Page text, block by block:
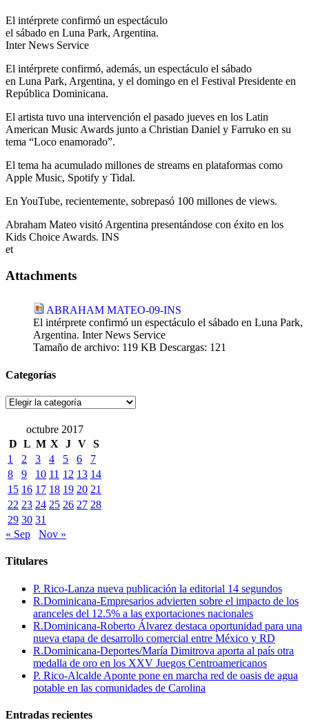
El intérprete confirmó un espectáculo
el sábado en Luna Park, Argentina.
Inter News Service
El intérprete confirmó, además, un espectáculo el sábado
en Luna Park, Argentina, y el domingo en el Festival Presidente en
República Dominicana.
El artista tuvo una intervención el pasado jueves en los Latin
American Music Awards junto a Christian Daniel y Farruko en su
tema “Loco enamorado”.
El tema ha acumulado millones de streams en plataformas como
Apple Music, Spotify y Tidal.
En YouTube, recientemente, sobrepasó 100 millones de views.
Abraham Mateo visitó Argentina presentándose con éxito en los
Kids Choice Awards. INS
et
Attachments
ABRAHAM MATEO-09-INS
El intérprete confirmó un espectáculo el sábado en Luna Park,
Argentina. Inter News Service
Tamaño de archivo: 119 KB Descargas: 121
Categorías
Categorías
octubre 2017
D L M X J V S
1
2 3 4 5 6
7
8
9 10 11 12 13 14
15 16 17 18 19 20 21
22 23 24 25 26 27 28
29 30 31
« Sep
Nov »
Titulares
P. Rico-Lanza nueva publicación la editorial 14 segundos
R.Dominicana-Empresarios advierten sobre el impacto de los
aranceles del 12.5% a las exportaciones nacionales
R.Dominicana-Roberto Álvarez destaca oportunidad para una
nueva etapa de desarrollo comercial entre México y RD
R.Dominicana-Deportes/María Dimitrova aporta al país otra
medalla de oro en los XXV Juegos Centroamericanos
P. Rico-Alcalde Aponte pone en marcha red de oasis de agua
potable en las comunidades de Carolina
Entradas recientes